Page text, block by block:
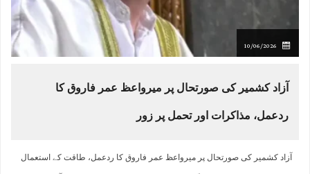
10/06/2026
آزاد کشمیر کی صورتحال پر میرواعظ عمر فاروق کا
ردعمل، مذاکرات اور تحمل پر زور
آزاد کشمیر کی صورتحال پر میرواعظ عمر فاروق کا ردعمل، طاقت کے استعمال